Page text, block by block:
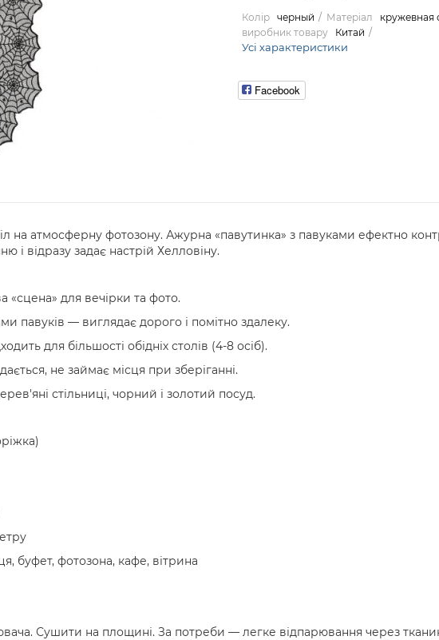
Колір черный Матеріал кружевная
виробник товару
Китай
Усі характеристики
Facebook
атмосферну фотозону. Ажурна «павутинка» з павуками ефектно
і відразу задає настрій Хелловіну.
«сцена» для вечірки та фото.
павуків — виглядає дорого і помітно здалеку.
для більшості обідніх столів (4-8 осіб).
не займає місця при зберіганні.
стільниці, чорний і золотий посуд.
буфет, фотозона, кафе, вітрина
Сушити на площині. За потреби — легке відпарювання через